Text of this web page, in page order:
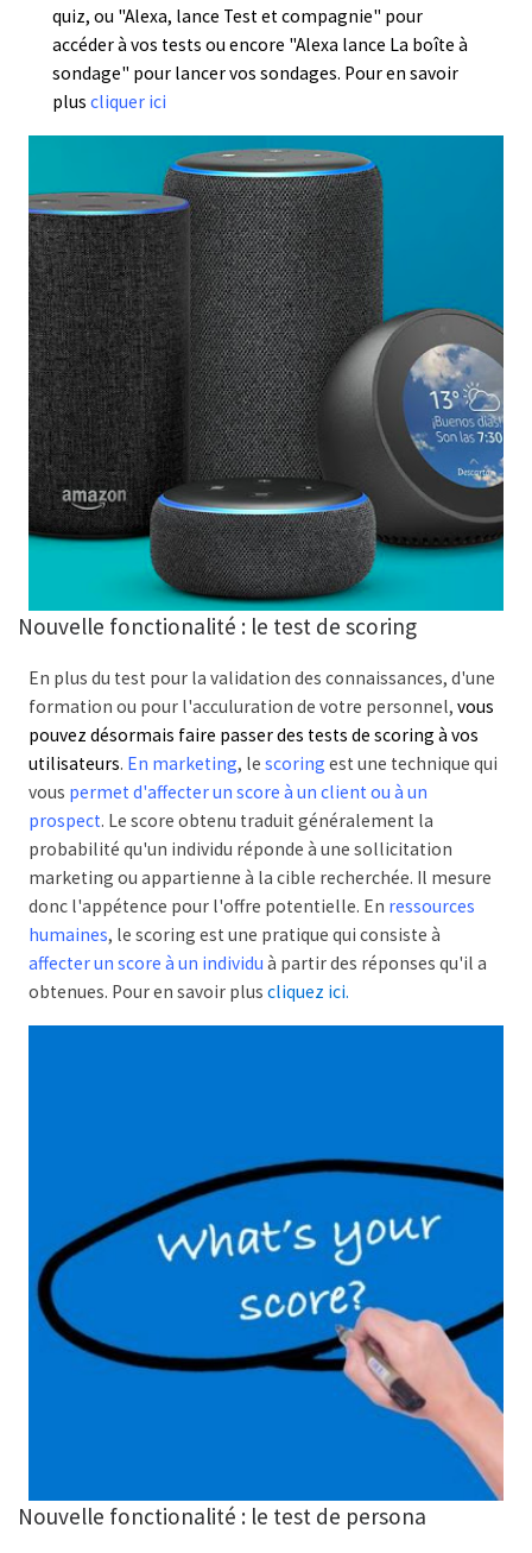
quiz, ou "Alexa, lance Test et compagnie" pour
accéder à vos tests ou encore "Alexa lance La boîte à
sondage" pour lancer vos sondages. Pour en savoir
plus cliquer ici
Nouvelle fonctionalité : le test de scoring
En plus du test pour la validation des connaissances, d'une
formation ou pour l'acculuration de votre personnel, vous
pouvez désormais faire passer des tests de scoring à vos
utilisateurs. En marketing, le scoring est une technique qui
vous permet d'affecter un score à un client ou à un
prospect. Le score obtenu traduit généralement la
probabilité qu'un individu réponde à une sollicitation
marketing ou appartienne à la cible recherchée. Il mesure
donc l'appétence pour l'offre potentielle. En ressources
humaines, le scoring est une pratique qui consiste à
affecter un score à un individu à partir des réponses qu'il a
obtenues. Pour en savoir plus cliquez ici.
Nouvelle fonctionalité : le test de persona